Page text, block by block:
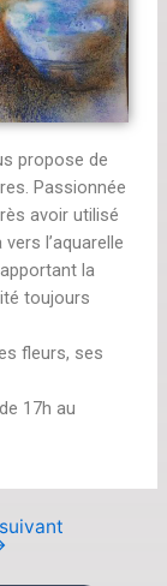
propose de
Passionnée
avoir utilisé
l’aquarelle
la
toujours
fleurs, ses
17h au